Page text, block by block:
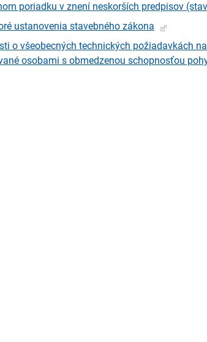
poriadku v znení neskorších predpisov
ustanovenia stavebného zákona
o všeobecných technických požiadavkách
osobami s obmedzenou schopnosťou